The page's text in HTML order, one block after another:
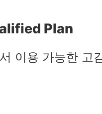
Plan
이용 가능한 고